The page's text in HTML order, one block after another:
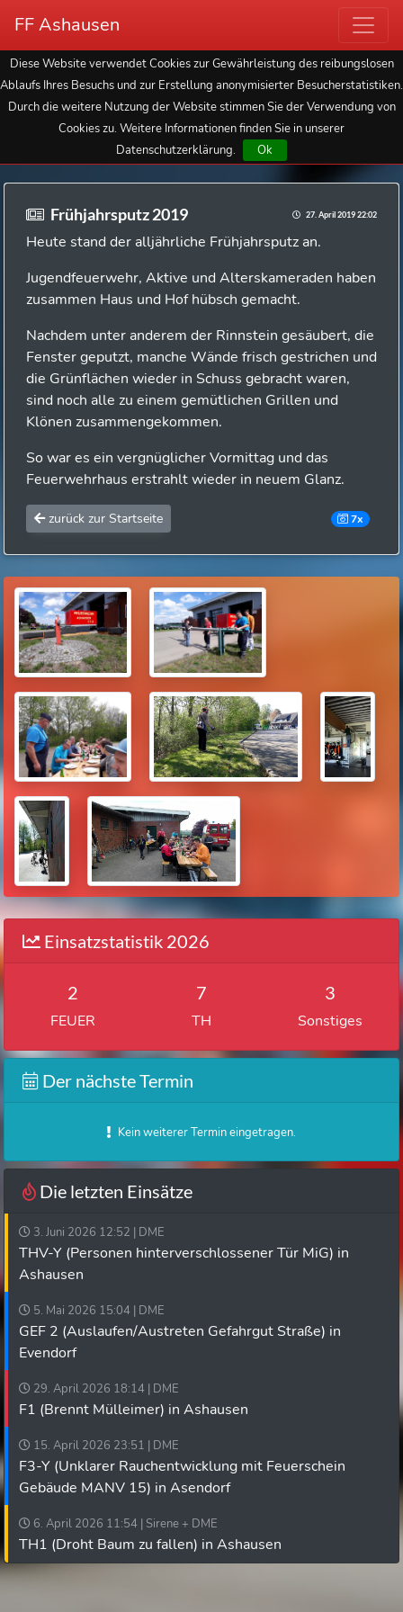
FF Ashausen
Diese Website verwendet Cookies zur Gewährleistung des reibungslosen
Ablaufs Ihres Besuchs und zur Erstellung anonymisierter Besucherstatistiken.
Durch die weitere Nutzung der Website stimmen Sie der Verwendung von
Cookies zu. Weitere Informationen finden Sie in unserer
Datenschutzerklärung.
Ok
Frühjahrsputz 2019 27. April 2019 22:02
Heute stand der alljährliche Frühjahrsputz an.
Jugendfeuerwehr, Aktive und Alterskameraden haben
zusammen Haus und Hof hübsch gemacht.
Nachdem unter anderem der Rinnstein gesäubert, die
Fenster geputzt, manche Wände frisch gestrichen und
die Grünflächen wieder in Schuss gebracht waren,
sind noch alle zu einem gemütlichen Grillen und
Klönen zusammengekommen.
So war es ein vergnüglicher Vormittag und das
Feuerwehrhaus erstrahlt wieder in neuem Glanz.
zurück zur Startseite 7x
Einsatzstatistik 2026
2
FEUER
7
TH
3
Sonstiges
Der nächste Termin
Kein weiterer Termin eingetragen.
Die letzten Einsätze
3. Juni 2026 12:52 | DME
THV-Y (Personen hinterverschlossener Tür MiG) in
Ashausen
5. Mai 2026 15:04 | DME
GEF 2 (Auslaufen/Austreten Gefahrgut Straße) in
Evendorf
29. April 2026 18:14 | DME
F1 (Brennt Mülleimer) in Ashausen
15. April 2026 23:51 | DME
F3-Y (Unklarer Rauchentwicklung mit Feuerschein
Gebäude MANV 15) in Asendorf
6. April 2026 11:54 | Sirene + DME
TH1 (Droht Baum zu fallen) in Ashausen